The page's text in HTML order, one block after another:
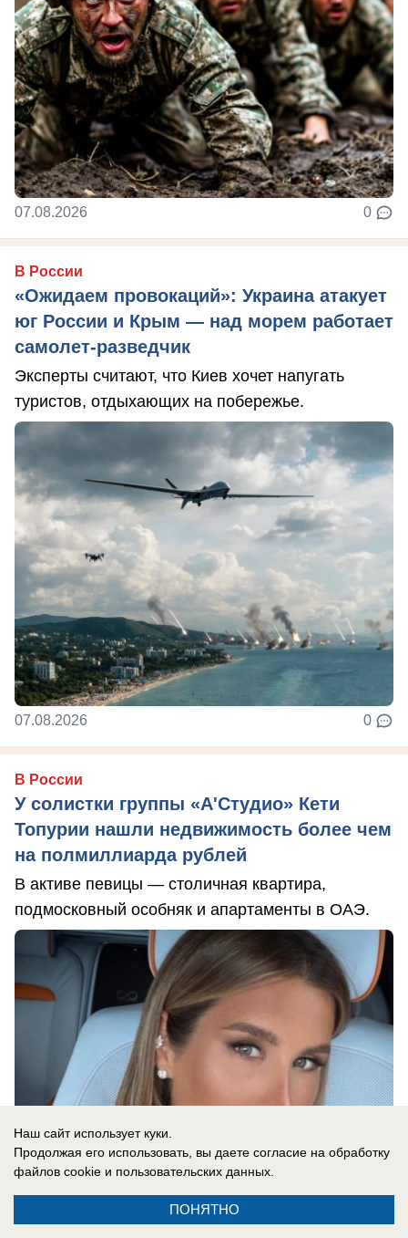
07.08.2026 0
В России
«Ожидаем провокаций»: Украина атакует
юг России и Крым — над морем работает
самолет-разведчик
Эксперты считают, что Киев хочет напугать
туристов, отдыхающих на побережье.
07.08.2026 0
В России
У солистки группы «А'Студио» Кети
Топурии нашли недвижимость более чем
на полмиллиарда рублей
В активе певицы — столичная квартира,
подмосковный особняк и апартаменты в ОАЭ.
07.08.2026 0
Наш сайт использует куки.
Продолжая его использовать, вы даете согласие на обработку
файлов cookie и пользовательских данных.
ПОНЯТНО